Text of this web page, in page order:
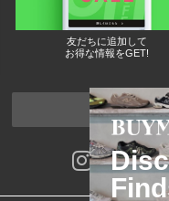
友だちに追加して
お得な情報をGET!